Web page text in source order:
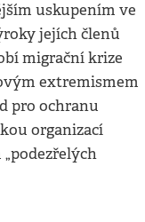
uskupením ve
jejích členů
migrační krize
extremismem
pro ochranu
organizací